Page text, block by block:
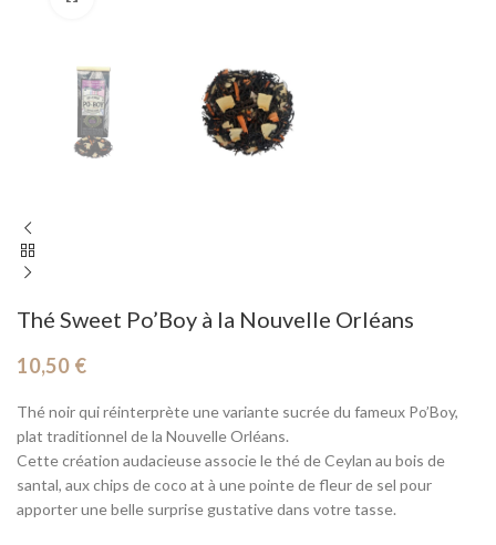
Thé Sweet Po’Boy à la Nouvelle Orléans
10,50 €
Thé noir qui réinterprète une variante sucrée du fameux Po’Boy,
plat traditionnel de la Nouvelle Orléans.
Cette création audacieuse associe le thé de Ceylan au bois de
santal, aux chips de coco at à une pointe de fleur de sel pour
apporter une belle surprise gustative dans votre tasse.